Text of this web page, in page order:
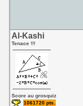
Al-Kashi
Tenace !!!
Score au grosquiz
1061720 pts.